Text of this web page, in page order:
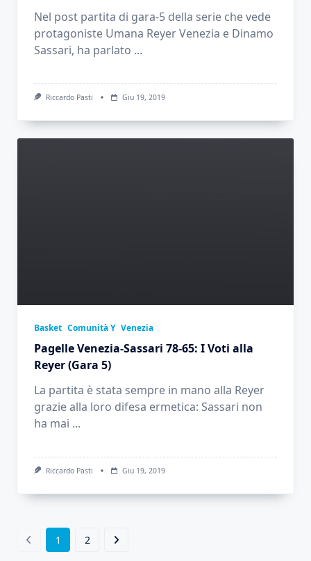
Nel post partita di gara-5 della serie che vede
protagoniste Umana Reyer Venezia e Dinamo
Sassari, ha parlato ...
Riccardo Pasti Giu 19, 2019
Basket Comunità Y Venezia
Pagelle Venezia-Sassari 78-65: I Voti alla
Reyer (Gara 5)
La partita è stata sempre in mano alla Reyer
grazie alla loro difesa ermetica: Sassari non
ha mai ...
Riccardo Pasti Giu 19, 2019
1 2